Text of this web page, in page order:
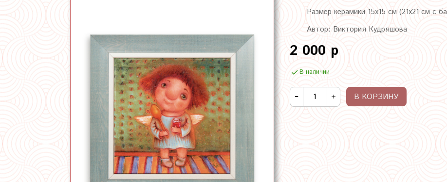
Размер керамики 15х15 см (21х21 см с
Автор: Виктория Кудряшова
2 000 р
В наличии
В КОРЗИНУ